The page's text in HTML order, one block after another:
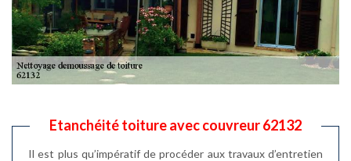
Etanchéité toiture avec couvreur 62132
Il est plus qu’impératif de procéder aux travaux d’entretien